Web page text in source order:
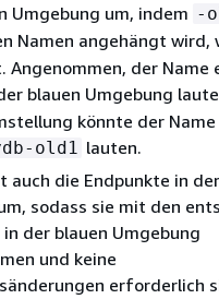
Umgebung um, indem -
Namen angehängt wird,
Angenommen, der Name
blauen Umgebung
könnte der Name
old1 lauten.
auch die Endpunkte in
sodass sie mit den
der blauen Umgebung
und keine
erforderlich